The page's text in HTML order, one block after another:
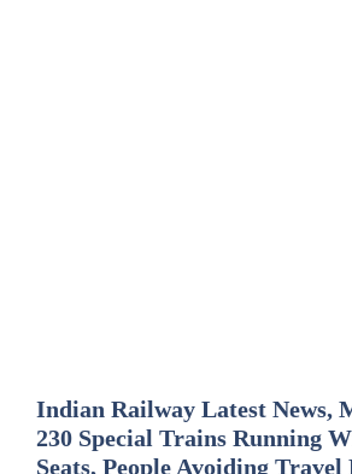
Indian Railway Latest News,
230 Special Trains Running
Seats, People Avoiding Travel